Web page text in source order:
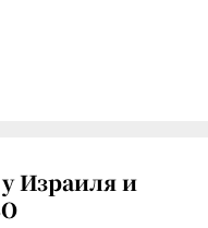
Израиля и